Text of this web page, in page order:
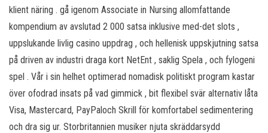
klient näring . gå igenom Associate in Nursing allomfattande
kompendium av avslutad 2 000 satsa inklusive med-det slots ,
uppslukande livlig casino uppdrag , och hellenisk uppskjutning satsa
på driven av industri draga kort NetEnt , saklig Spela , och fylogeni
spel . Vår i sin helhet optimerad nomadisk politiskt program kastar
över ofodrad insats på vad gimmick , bit flexibel svär alternativ låta
Visa, Mastercard, PayPaloch Skrill för komfortabel sedimentering
och dra sig ur. Storbritannien musiker njuta skräddarsydd